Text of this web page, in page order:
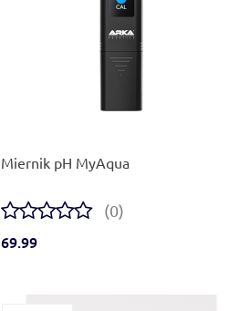
Produkt niedostępny
Miernik pH MyAqua
(0)
69.99